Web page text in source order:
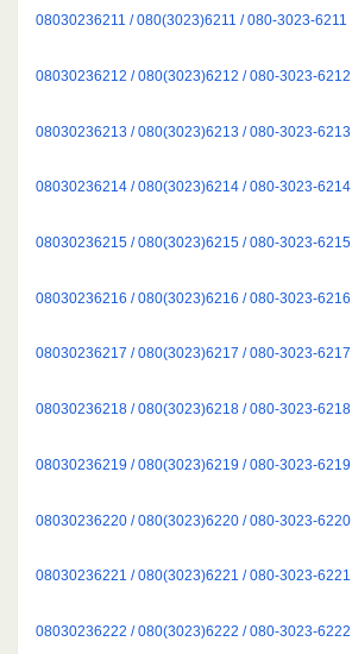
08030236211 / 080(3023)6211 / 080-3023-6211
08030236212 / 080(3023)6212 / 080-3023-6212
08030236213 / 080(3023)6213 / 080-3023-6213
08030236214 / 080(3023)6214 / 080-3023-6214
08030236215 / 080(3023)6215 / 080-3023-6215
08030236216 / 080(3023)6216 / 080-3023-6216
08030236217 / 080(3023)6217 / 080-3023-6217
08030236218 / 080(3023)6218 / 080-3023-6218
08030236219 / 080(3023)6219 / 080-3023-6219
08030236220 / 080(3023)6220 / 080-3023-6220
08030236221 / 080(3023)6221 / 080-3023-6221
08030236222 / 080(3023)6222 / 080-3023-6222